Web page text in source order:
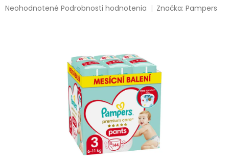
Priemerné
Neohodnotené Podrobnosti hodnotenia Značka:Pampers